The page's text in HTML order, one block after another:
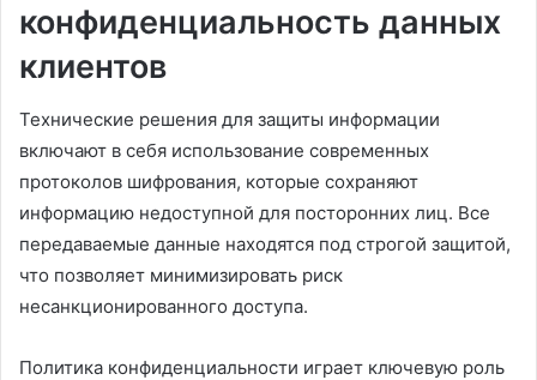
конфиденциальность данных
клиентов
Технические решения для защиты информации
включают в себя использование современных
протоколов шифрования, которые сохраняют
информацию недоступной для посторонних лиц. Все
передаваемые данные находятся под строгой защитой,
что позволяет минимизировать риск
несанкционированного доступа.
Политика конфиденциальности играет ключевую роль